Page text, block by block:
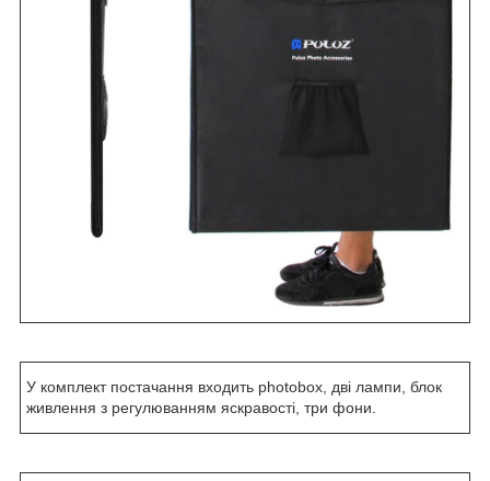
У комплект постачання входить photobox, дві лампи, блок
живлення з регулюванням яскравості, три фони.